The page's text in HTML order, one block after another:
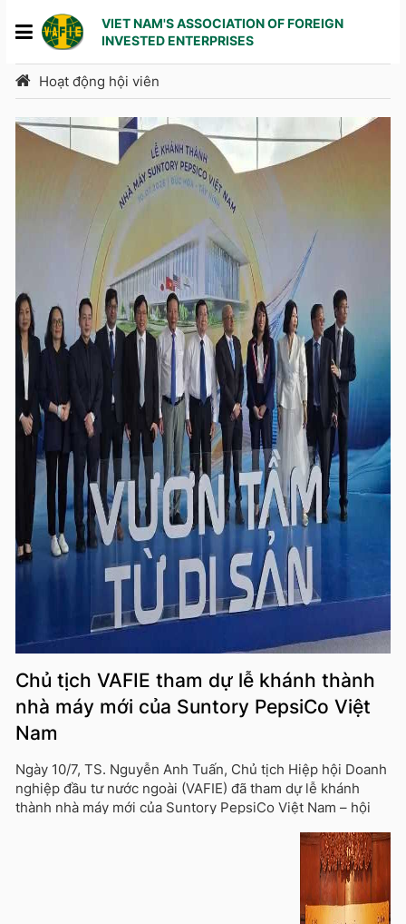
VIET NAM'S ASSOCIATION OF FOREIGN
INVESTED ENTERPRISES
Hoạt động hội viên
Chủ tịch VAFIE tham dự lễ khánh thành
nhà máy mới của Suntory PepsiCo Việt
Nam
Ngày 10/7, TS. Nguyễn Anh Tuấn, Chủ tịch Hiệp hội Doanh
nghiệp đầu tư nước ngoài (VAFIE) đã tham dự lễ khánh
thành nhà máy mới của Suntory PepsiCo Việt Nam – hội